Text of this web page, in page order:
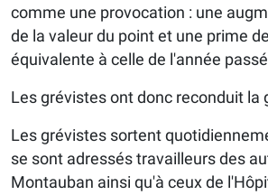
comme une provocation : une
de la valeur du point et une prime
équivalente à celle de l'année
Les grévistes ont donc reconduit la
Les grévistes sortent
se sont adressés travailleurs des
Montauban ainsi qu'à ceux de